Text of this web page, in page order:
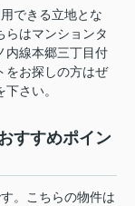
できる立地とな
らはマンションタ
内線本郷三丁目付
をお探しの方はぜ
さい。
すすめポイン
。こちらの物件は